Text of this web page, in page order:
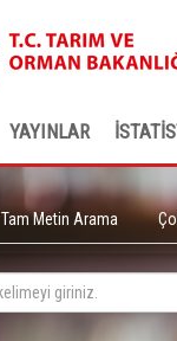
YAYINLAR
Tam Metin Arama